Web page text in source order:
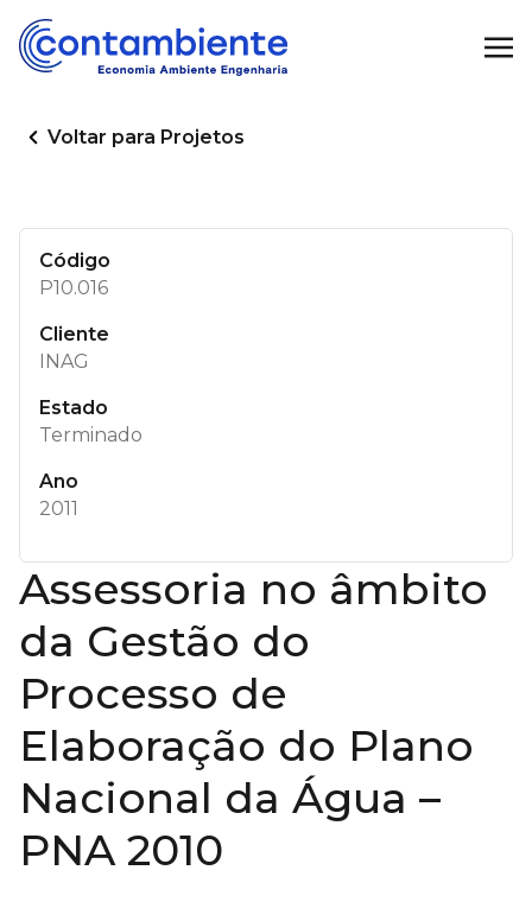
Voltar para Projetos
Código
P10.016
Cliente
INAG
Estado
Terminado
Ano
2011
Assessoria no âmbito
da Gestão do
Processo de
Elaboração do Plano
Nacional da Água –
PNA 2010